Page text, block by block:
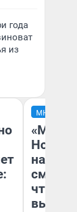
года
из
МНЕНИЕ
«Мы
чтобы